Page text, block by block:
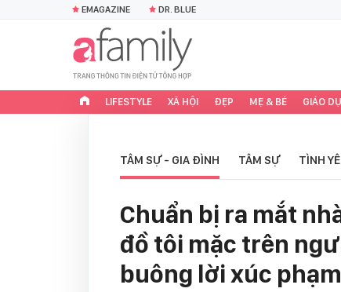
EMAGAZINE DR. BLUE
LIFESTYLE XÃ HỘI ĐẸP MẸ & BÉ GIÁO
TÂM SỰ - GIA ĐÌNH TÂM SỰ TÌNH
Chuẩn bị ra mắt
đồ tôi mặc trên
buông lời xúc phạm